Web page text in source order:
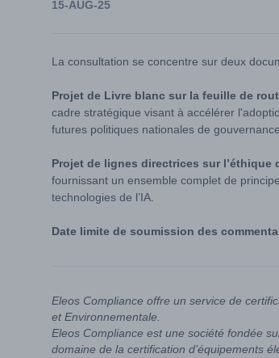
15-AUG-25
La consultation se concentre sur deux
Projet de Livre blanc sur la feuille de
cadre stratégique visant à accélérer
futures politiques nationales de
Projet de lignes directrices sur l’éthique
fournissant un ensemble complet de
technologies de l’IA.
Date limite de soumission des
Eleos Compliance offre un service de
et Environnementale.
Eleos Compliance est une société fondée
domaine de la certification d’équipements